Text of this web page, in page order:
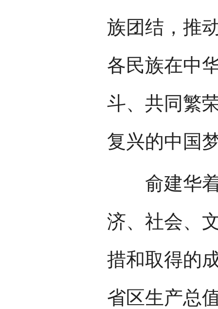
族团结，推
各民族在中
斗、共同繁
复兴的中国
俞建华着
济、社会、
措和取得的
省区生产总